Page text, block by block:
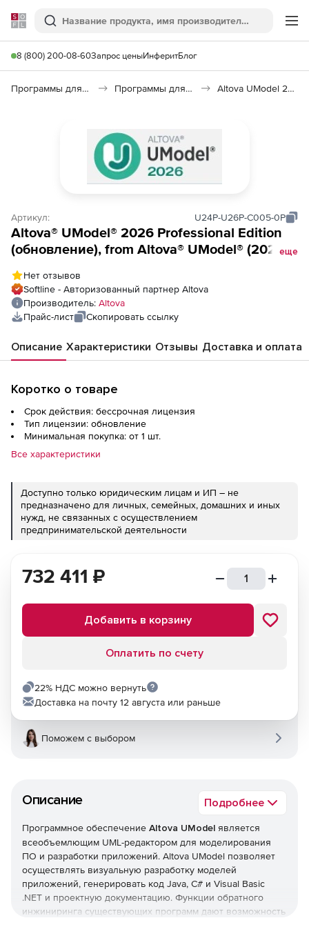
Softline
Поиск
8 (800) 200-08-60Запрос ценыИнферитБлог
Программы для программирования Программы для разработки ПО Altova UModel 2026
Артикул: U24P-U26P-C005-0P
Altova® UModel® 2026 Professional Edition
(обновление), from Altova® UModel® (2024
UModel® 2026 Professional Edition
Concurrent Users (5)
еще
Нет отзывов
Softline - Авторизованный партнер Altova
Производитель: Altova
Прайс-лист
Скопировать ссылку
Описание Характеристики Отзывы Доставка и оплата
Коротко о товаре
Срок действия: бессрочная лицензия
Тип лицензии: обновление
Минимальная покупка: от 1 шт.
Все характеристики
Доступно только юридическим лицам и ИП – не
предназначено для личных, семейных, домашних и иных
нужд, не связанных с осуществлением
предпринимательской деятельности
Описание Подробнее
Программное обеспечение Altova UModel является
всеобъемлющим UML-редактором для моделирования
ПО и разработки приложений. Altova UModel позволяет
осуществлять визуальную разработку моделей
приложений, генерировать код Java, C# и Visual Basic
.NET и проектную документацию. Функции обратного
инжиниринга существующих программ дают возможность
732 411 ₽
Добавить в корзину
Оплатить по счету
22% НДС можно вернуть
Доставка на почту 12 августа или раньше
Поможем с выбором